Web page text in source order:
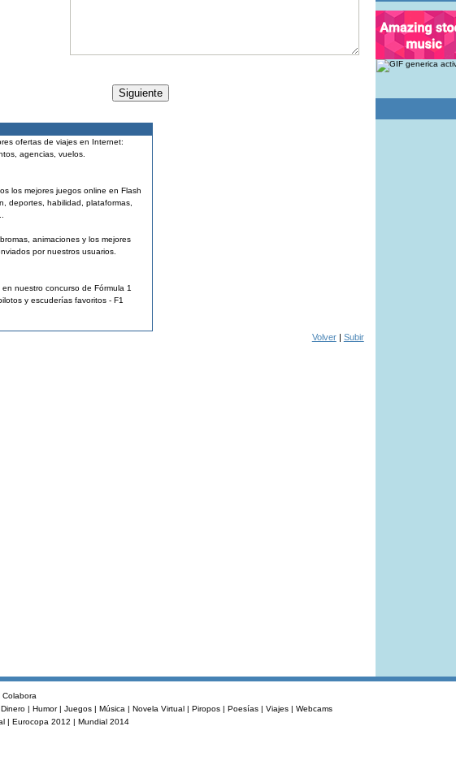
ofertas de viajes en Internet:
agencias, vuelos.
los mejores juegos online en Flash
deportes, habilidad, plataformas,
animaciones y los mejores
por nuestros usuarios.
en nuestro concurso de Fórmula 1
y escuderías favoritos - F1
Volver| Subir
Colabora
| Humor| Juegos| Música | Novela Virtual| Piropos| Poesías| Viajes| Webcams
| Eurocopa 2012 | Mundial 2014